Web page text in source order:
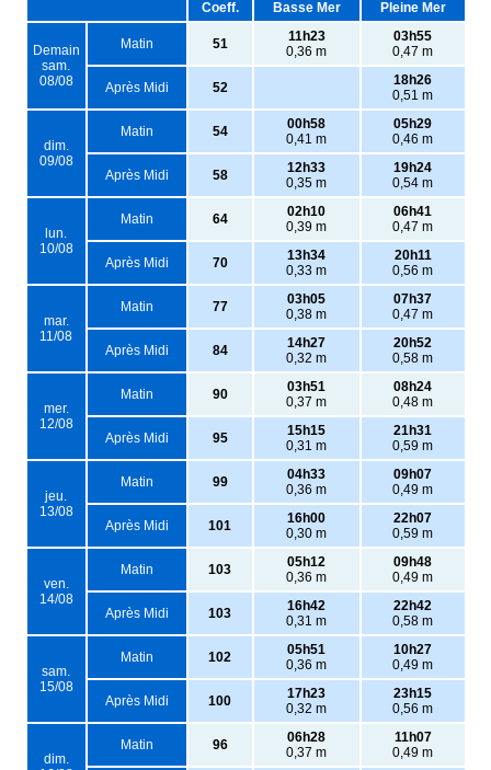
Coeff. Basse Mer Pleine Mer
Demain
sam.
08/08
Matin 51
11h23
0,36 m
03h55
0,47 m
Après Midi 52
18h26
0,51 m
dim.
09/08
Matin 54
00h58
0,41 m
05h29
0,46 m
Après Midi 58
12h33
0,35 m
19h24
0,54 m
lun.
10/08
Matin 64
02h10
0,39 m
06h41
0,47 m
Après Midi 70
13h34
0,33 m
20h11
0,56 m
mar.
11/08
Matin 77
03h05
0,38 m
07h37
0,47 m
Après Midi 84
14h27
0,32 m
20h52
0,58 m
mer.
12/08
Matin 90
03h51
0,37 m
08h24
0,48 m
Après Midi 95
15h15
0,31 m
21h31
0,59 m
jeu.
13/08
Matin 99
04h33
0,36 m
09h07
0,49 m
Après Midi 101
16h00
0,30 m
22h07
0,59 m
ven.
14/08
Matin 103
05h12
0,36 m
09h48
0,49 m
Après Midi 103
16h42
0,31 m
22h42
0,58 m
sam.
15/08
Matin 102
05h51
0,36 m
10h27
0,49 m
Après Midi 100
17h23
0,32 m
23h15
0,56 m
dim.
Matin 96
06h28
0,37 m
11h07
0,49 m